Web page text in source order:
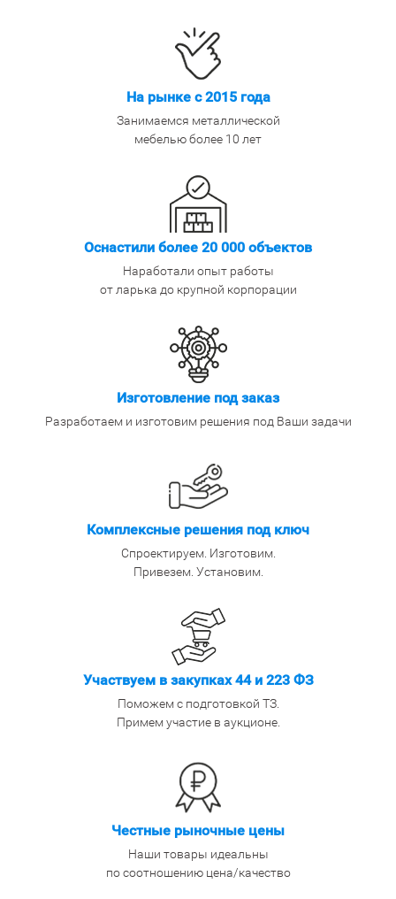
На рынке с 2015 года
Занимаемся металлической
мебелью более 10 лет
Оснастили более 20 000 объектов
Наработали опыт работы
от ларька до крупной корпорации
Изготовление под заказ
Разработаем и изготовим решения под Ваши задачи
Комплексные решения под ключ
Спроектируем. Изготовим.
Привезем. Установим.
Участвуем в закупках 44 и 223 ФЗ
Поможем с подготовкой ТЗ.
Примем участие в аукционе.
Честные рыночные цены
Наши товары идеальны
по соотношению цена/качество